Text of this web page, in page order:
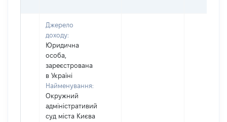
Джерело
доходу:
Юридична
особа,
зареєстрована
в Україні
Найменування:
Окружний
адміністративий
суд міста Києва